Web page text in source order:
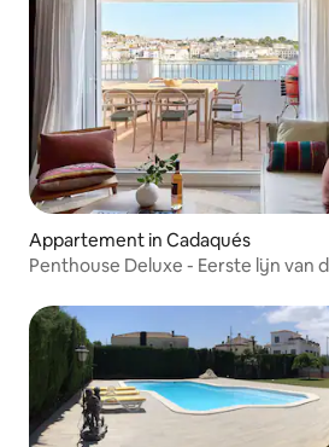
Appartement in Cadaqués
Penthouse Deluxe - Eerste lijn van